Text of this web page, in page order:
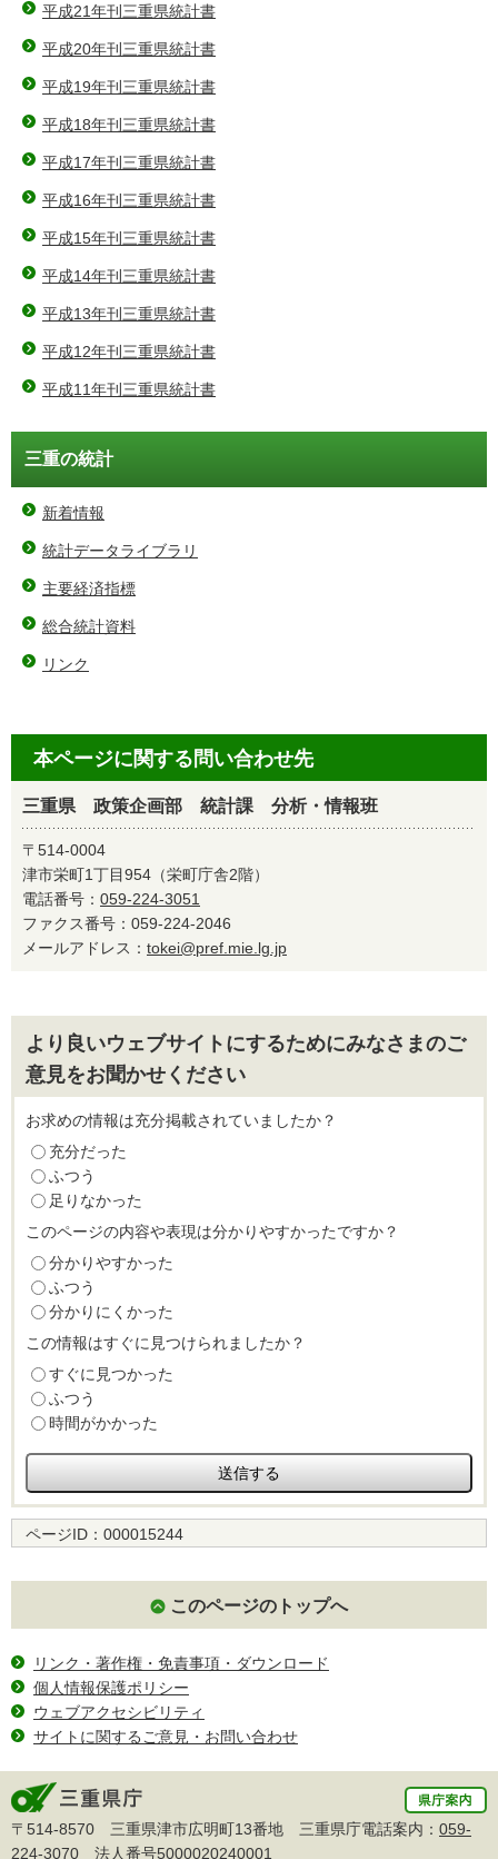
平成21年刊三重県統計書
平成20年刊三重県統計書
平成19年刊三重県統計書
平成18年刊三重県統計書
平成17年刊三重県統計書
平成16年刊三重県統計書
平成15年刊三重県統計書
平成14年刊三重県統計書
平成13年刊三重県統計書
平成12年刊三重県統計書
平成11年刊三重県統計書
三重の統計
新着情報
統計データライブラリ
主要経済指標
総合統計資料
リンク
本ページに関する問い合わせ先
三重県 政策企画部 統計課 分析・情報班
〒514-0004
津市栄町1丁目954（栄町庁舎2階）
電話番号： 059-224-3051
ファクス番号：059-224-2046
メールアドレス： tokei@pref.mie.lg.jp
より良いウェブサイトにするためにみなさまのご
意見をお聞かせください
お求めの情報は充分掲載されていましたか？
充分だった
ふつう
足りなかった
このページの内容や表現は分かりやすかったですか？
分かりやすかった
ふつう
分かりにくかった
この情報はすぐに見つけられましたか？
すぐに見つかった
ふつう
時間がかかった
ページID： 000015244
このページのトップへ
リンク・著作権・免責事項・ダウンロード
個人情報保護ポリシー
ウェブアクセシビリティ
サイトに関するご意見・お問い合わせ
〒514-8570 三重県津市広明町13番地 三重県庁電話案内： 059-
224-3070 法人番号5000020240001